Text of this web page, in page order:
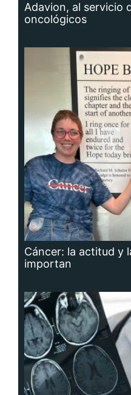
Adavion, al servicio
oncológicos
Cáncer: la actitud y
importan